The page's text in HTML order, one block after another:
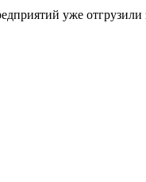
уже отгрузили